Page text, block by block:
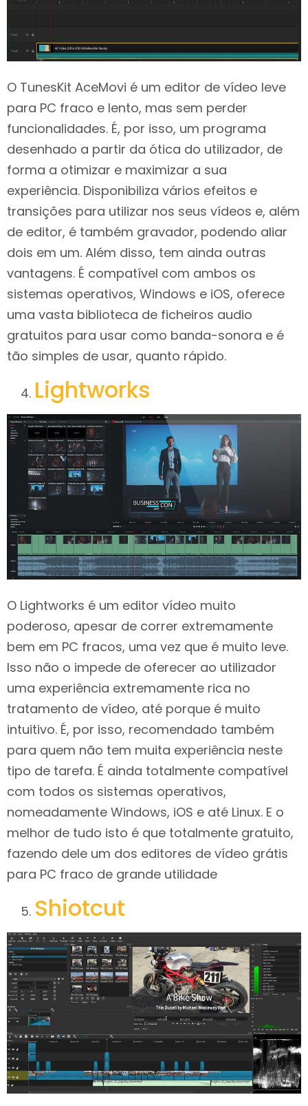
O TunesKit AceMovi é um editor de vídeo leve
para PC fraco e lento, mas sem perder
funcionalidades. É, por isso, um programa
desenhado a partir da ótica do utilizador, de
forma a otimizar e maximizar a sua
experiência. Disponibiliza vários efeitos e
transições para utilizar nos seus vídeos e, além
de editor, é também gravador, podendo aliar
dois em um. Além disso, tem ainda outras
vantagens. É compatível com ambos os
sistemas operativos, Windows e iOS, oferece
uma vasta biblioteca de ficheiros audio
gratuitos para usar como banda-sonora e é
tão simples de usar, quanto rápido.
Lightworks
O Lightworks é um editor vídeo muito
poderoso, apesar de correr extremamente
bem em PC fracos, uma vez que é muito leve.
Isso não o impede de oferecer ao utilizador
uma experiência extremamente rica no
tratamento de vídeo, até porque é muito
intuitivo. É, por isso, recomendado também
para quem não tem muita experiência neste
tipo de tarefa. É ainda totalmente compatível
com todos os sistemas operativos,
nomeadamente Windows, iOS e até Linux. E o
melhor de tudo isto é que totalmente gratuito,
fazendo dele um dos editores de vídeo grátis
para PC fraco de grande utilidade
Shiotcut